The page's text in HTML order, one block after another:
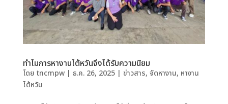
ทำไมการหางานไต้หวันจึงได้รับความนิยม
โดย tncmpw| ธ.ค. 26, 2025| ข่าวสาร, จัดหางาน, หางาน
ไต้หวัน